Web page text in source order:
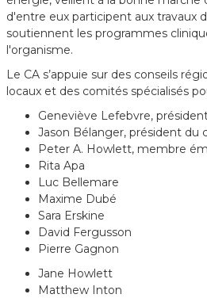
d'entre eux participent aux travaux
soutiennent les programmes
l'organisme.
Le CA s’appuie sur des conseils
locaux et des comités spécialisés
Geneviève Lefebvre,
Jason Bélanger, président du
Peter A. Howlett, membre
Rita Apa
Luc Bellemare
Maxime Dubé
Sara Erskine
David Fergusson
Pierre Gagnon
Jane Howlett
Matthew Inton